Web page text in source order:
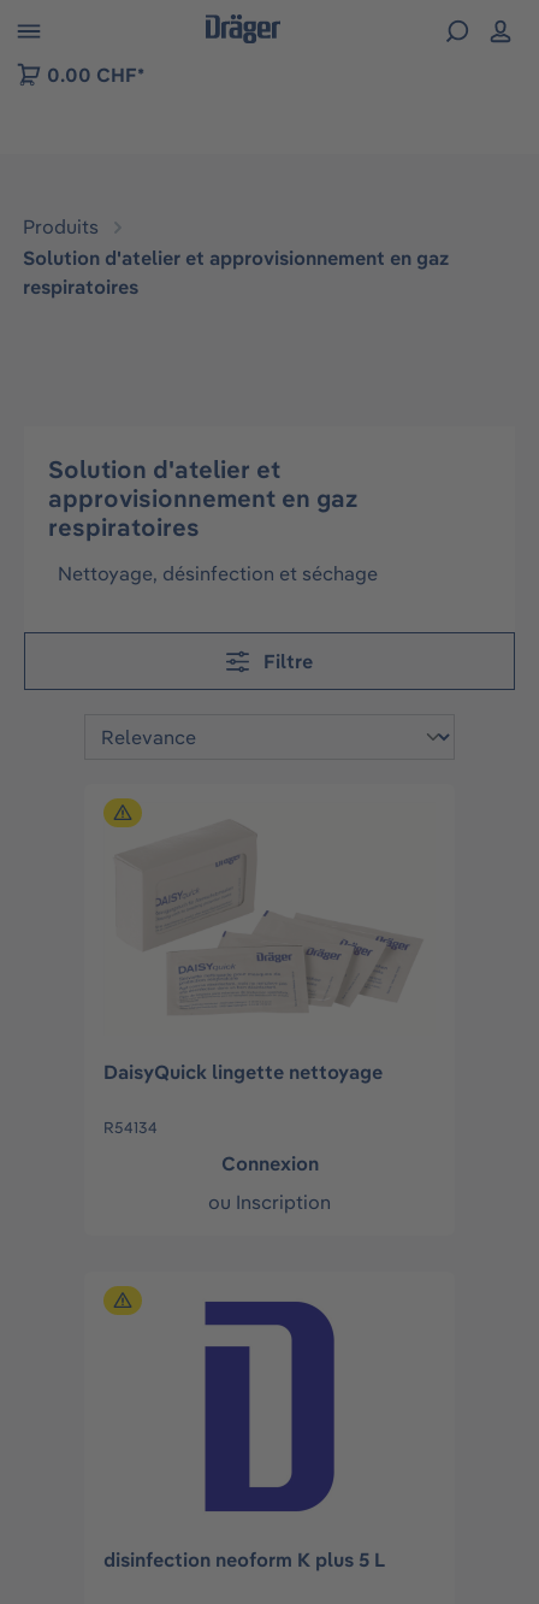
to B2B platform navigation
0.00 CHF*
Produits
Solution d'atelier et approvisionnement en gaz
respiratoires
Solution d'atelier et
approvisionnement en gaz
respiratoires
Nettoyage, désinfection et séchage
Filtre
DaisyQuick lingette nettoyage
R54134
Connexion
ou Inscription
disinfection neoform K plus 5 L